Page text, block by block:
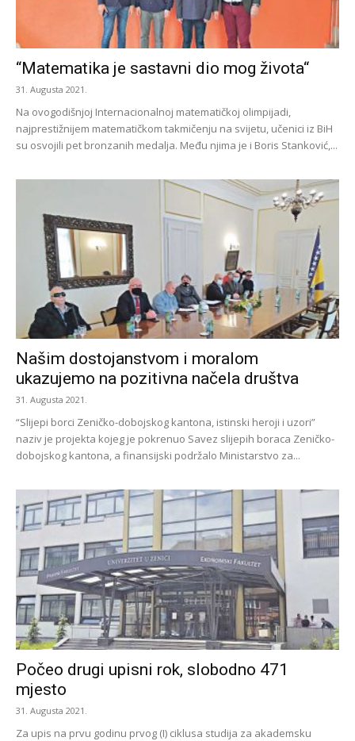
“Matematika je sastavni dio mog života“
31. Augusta 2021.
Na ovogodišnjoj Internacionalnoj matematičkoj olimpijadi,
najprestižnijem matematičkom takmičenju na svijetu, učenici iz BiH
su osvojili pet bronzanih medalja. Među njima je i Boris Stanković,...
Našim dostojanstvom i moralom
ukazujemo na pozitivna načela društva
31. Augusta 2021.
“Slijepi borci Zeničko-dobojskog kantona, istinski heroji i uzori”
naziv je projekta kojeg je pokrenuo Savez slijepih boraca Zeničko-
dobojskog kantona, a finansijski podržalo Ministarstvo za...
Počeo drugi upisni rok, slobodno 471
mjesto
31. Augusta 2021.
Za upis na prvu godinu prvog (I) ciklusa studija za akademsku